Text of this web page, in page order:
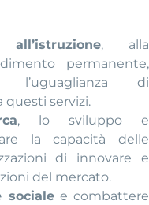
, alla
permanente,
l’uguaglianza di
questi servizi.
, lo sviluppo e
la capacità delle
di innovare e
del mercato.
socialee combattere